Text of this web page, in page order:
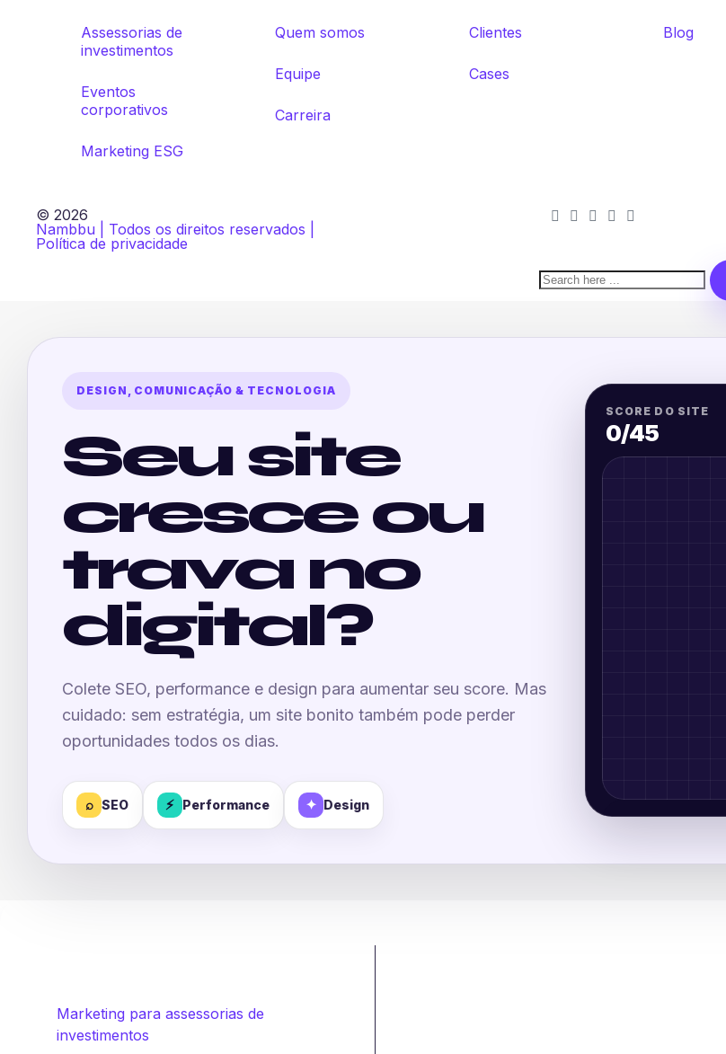
Assessorias de
investimentos
Eventos
corporativos
Marketing ESG
Quem somos
Equipe
Carreira
Clientes
Cases
Blog
© 2026
Nambbu | Todos os direitos reservados |
Política de privacidade
DESIGN, COMUNICAÇÃO & TECNOLOGIA
Seu site
cresce ou
trava no
digital?
Colete SEO, performance e design para aumentar seu score. Mas
cuidado: sem estratégia, um site bonito também pode perder
oportunidades todos os dias.
⌕ SEO ⚡ Performance ✦ Design
SCORE DO SITE
0/45
Marketing para assessorias de
investimentos